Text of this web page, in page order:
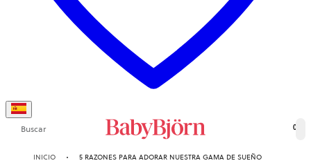
Buscar 0
INICIO 5 RAZONES PARA ADORAR NUESTRA GAMA DE SUEÑO